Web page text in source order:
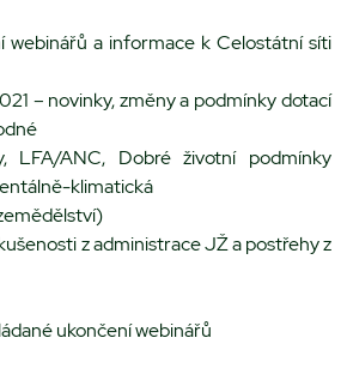
webinářů a informace k Celostátní síti
– novinky, změny a podmínky dotací
LFA/ANC, Dobré životní podmínky
klimatická
z administrace JŽ a postřehy z
ukončení webinářů